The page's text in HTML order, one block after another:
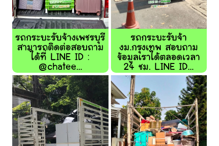
รถกระบะรับจ้างเพชรบุรี
สามารถติดต่อสอบถาม
ได้ที่ LINE ID :
@chatee...
รถกระบะรับจ้า
งม.กรุงเทพ สอบถาม
ข้อมูลเราได้ตลอดเวลา
24 ชม. LINE ID...